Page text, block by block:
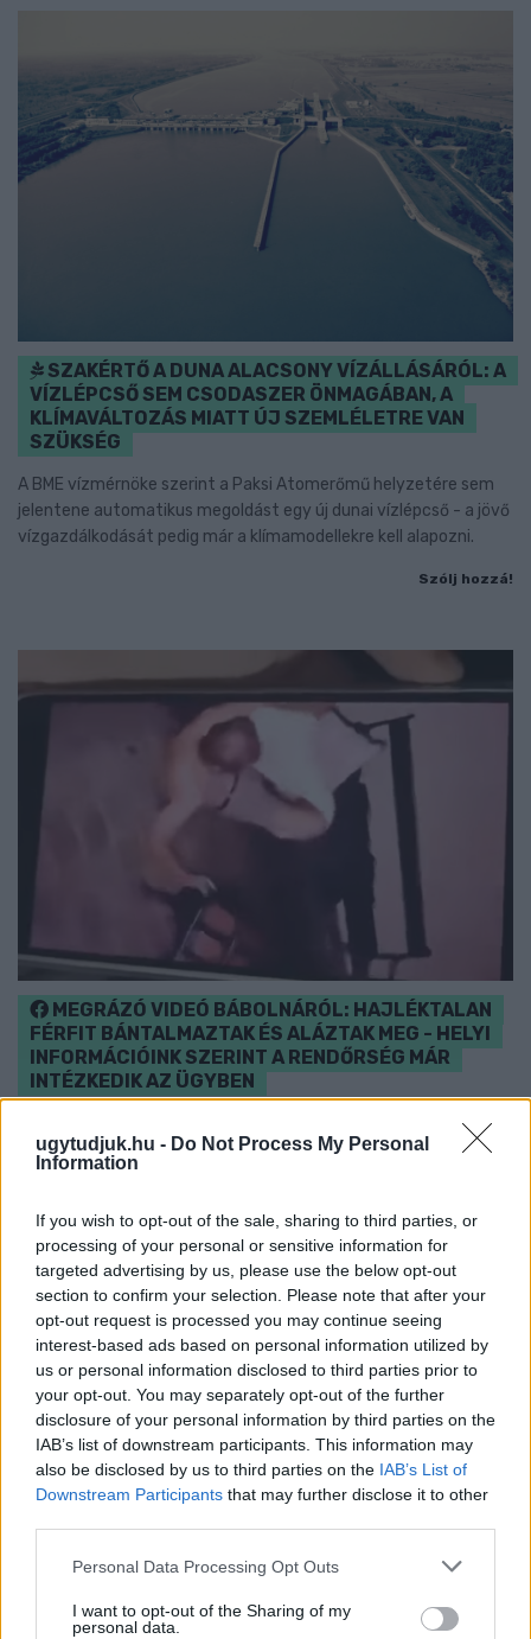
ugytudjuk.hu - Do Not Process My Personal
Information
If you wish to opt-out of the sale, sharing to third parties, or
processing of your personal or sensitive information for
targeted advertising by us, please use the below opt-out
section to confirm your selection. Please note that after your
opt-out request is processed you may continue seeing
interest-based ads based on personal information utilized by
us or personal information disclosed to third parties prior to
your opt-out. You may separately opt-out of the further
disclosure of your personal information by third parties on the
IAB’s list of downstream participants. This information may
also be disclosed by us to third parties on the IAB’s List of
Downstream Participants that may further disclose it to other
Please note that this website/app uses one or more Google
not limited to your visit or usage behaviour. You may click to
Personal Data Processing Opt Outs
I want to opt-out of the Sharing of my
personal data.
SZAKÉRTŐ A DUNA ALACSONY VÍZÁLLÁSÁRÓL: A
VÍZLÉPCSŐ SEM CSODASZER ÖNMAGÁBAN, A
KLÍMAVÁLTOZÁS MIATT ÚJ SZEMLÉLETRE VAN
SZÜKSÉG
A BME vízmérnöke szerint a Paksi Atomerőmű helyzetére sem
jelentene automatikus megoldást egy új dunai vízlépcső - a jövő
vízgazdálkodását pedig már a klímamodellekre kell alapozni.
Szólj hozzá!
MEGRÁZÓ VIDEÓ BÁBOLNÁRÓL: HAJLÉKTALAN
FÉRFIT BÁNTALMAZTAK ÉS ALÁZTAK MEG - HELYI
INFORMÁCIÓINK SZERINT A RENDŐRSÉG MÁR
INTÉZKEDIK AZ ÜGYBEN
kényszerítik, hogy térdre ereszkedve megcsókolja egyikük
bakancsát.
1 hozzászólás